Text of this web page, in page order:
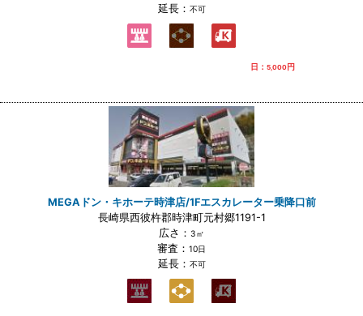
延長： 不可
日： 5,000円
MEGAドン・キホーテ時津店/1Fエスカレーター乗降口前
長崎県西彼杵郡時津町元村郷1191-1
広さ： 3㎡
審査： 10日
延長： 不可